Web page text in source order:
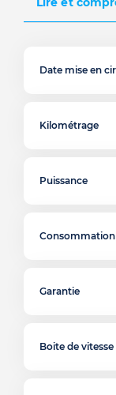
Date mise en
Kilométrage
Puissance
Consommation
Garantie
Boite de vitesse